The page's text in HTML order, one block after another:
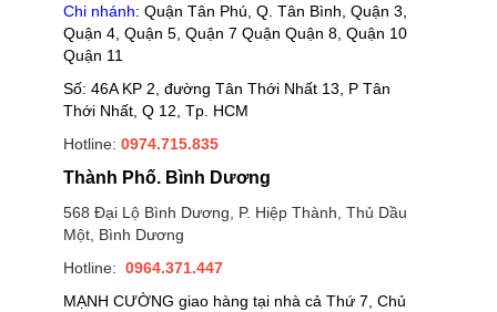
Chi nhánh: Quận Tân Phú, Q. Tân Bình, Quận 3,
Quận 4, Quận 5, Quận 7 Quận Quận 8, Quận 10
Quận 11
Số: 46A KP 2, đường Tân Thới Nhất 13, P Tân
Thới Nhất, Q 12, Tp. HCM
Hotline: 0974.715.835
Thành Phố. Bình Dương
568 Đại Lộ Bình Dương, P. Hiệp Thành, Thủ Dầu
Một, Bình Dương
Hotline: 0964.371.447
MẠNH CƯỜNG giao hàng tại nhà cả Thứ 7, Chủ